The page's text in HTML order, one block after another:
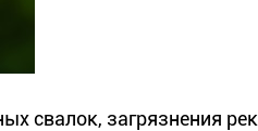
свалок, загрязнения рек